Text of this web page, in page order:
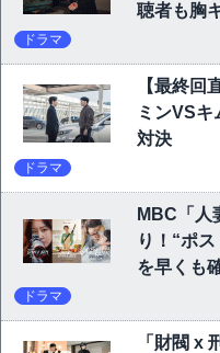
聴者も胸
ドラマ
【最終回
ミンVSキ
対決
ドラマ
MBC「人
り！“ポ
を早くも
ドラマ
「財閥 x